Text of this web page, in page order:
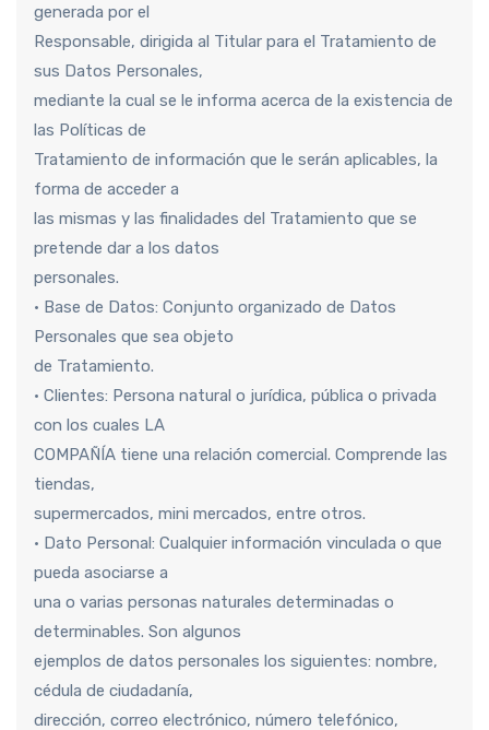
generada por el
Responsable, dirigida al Titular para el Tratamiento de
sus Datos Personales,
mediante la cual se le informa acerca de la existencia de
las Políticas de
Tratamiento de información que le serán aplicables, la
forma de acceder a
las mismas y las finalidades del Tratamiento que se
pretende dar a los datos
personales.
• Base de Datos: Conjunto organizado de Datos
Personales que sea objeto
de Tratamiento.
• Clientes: Persona natural o jurídica, pública o privada
con los cuales LA
COMPAÑÍA tiene una relación comercial. Comprende las
tiendas,
supermercados, mini mercados, entre otros.
• Dato Personal: Cualquier información vinculada o que
pueda asociarse a
una o varias personas naturales determinadas o
determinables. Son algunos
ejemplos de datos personales los siguientes: nombre,
cédula de ciudadanía,
dirección, correo electrónico, número telefónico,